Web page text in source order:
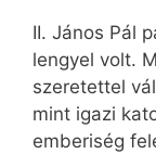
II. János Pál
lengyel volt.
szeretettel
mint igazi
emberiség